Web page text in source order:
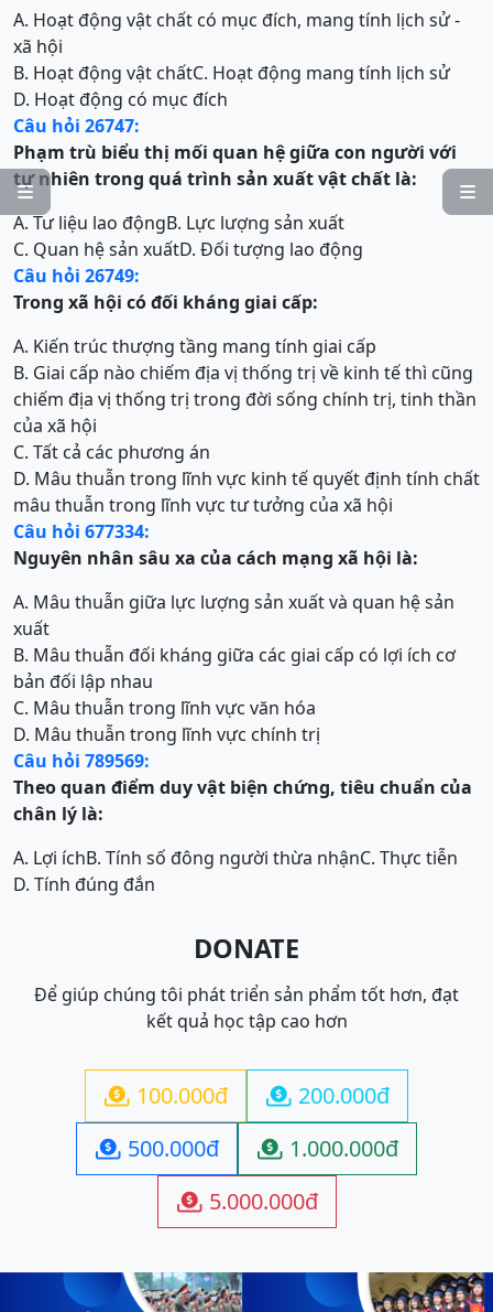


A. Hoạt động vật chất có mục đích, mang tính lịch sử -
xã hội
B. Hoạt động vật chấtC. Hoạt động mang tính lịch sử
D. Hoạt động có mục đích
Câu hỏi 26747:
Phạm trù biểu thị mối quan hệ giữa con người với
tự nhiên trong quá trình sản xuất vật chất là:
A. Tư liệu lao độngB. Lực lượng sản xuất
C. Quan hệ sản xuấtD. Đối tượng lao động
Câu hỏi 26749:
Trong xã hội có đối kháng giai cấp:
A. Kiến trúc thượng tầng mang tính giai cấp
B. Giai cấp nào chiếm địa vị thống trị về kinh tế thì cũng
chiếm địa vị thống trị trong đời sống chính trị, tinh thần
của xã hội
C. Tất cả các phương án
D. Mâu thuẫn trong lĩnh vực kinh tế quyết định tính chất
mâu thuẫn trong lĩnh vực tư tưởng của xã hội
Câu hỏi 677334:
Nguyên nhân sâu xa của cách mạng xã hội là:
A. Mâu thuẫn giữa lực lượng sản xuất và quan hệ sản
xuất
B. Mâu thuẫn đối kháng giữa các giai cấp có lợi ích cơ
bản đối lập nhau
C. Mâu thuẫn trong lĩnh vực văn hóa
D. Mâu thuẫn trong lĩnh vực chính trị
Câu hỏi 789569:
Theo quan điểm duy vật biện chứng, tiêu chuẩn của
chân lý là:
A. Lợi íchB. Tính số đông người thừa nhậnC. Thực tiễn
D. Tính đúng đắn
DONATE
Để giúp chúng tôi phát triển sản phẩm tốt hơn, đạt
kết quả học tập cao hơn
 100.000đ  200.000đ
 500.000đ  1.000.000đ
 5.000.000đ